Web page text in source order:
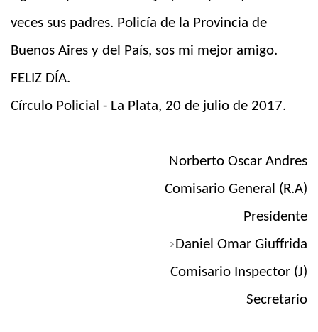
veces sus padres. Policía de la Provincia de
Buenos Aires y del País, sos mi mejor amigo.
FELIZ DÍA.
Círculo Policial - La Plata, 20 de julio de 2017.
Norberto Oscar Andres
Comisario General (R.A)
Presidente
> Daniel Omar Giuffrida
Comisario Inspector (J)
Secretario